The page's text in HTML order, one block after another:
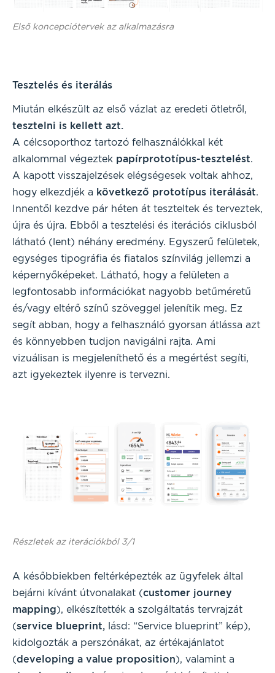
Első koncepciótervek az alkalmazásra
Tesztelés és iterálás
Miután elkészült az első vázlat az eredeti ötletről,
tesztelni is kellett azt.
A célcsoporthoz tartozó felhasználókkal két
alkalommal végeztek papírprototípus-tesztelést.
A kapott visszajelzések elégségesek voltak ahhoz,
hogy elkezdjék a következő prototípus iterálását.
Innentől kezdve pár héten át teszteltek és terveztek,
újra és újra. Ebből a tesztelési és iterációs ciklusból
látható (lent) néhány eredmény. Egyszerű felületek,
egységes tipográfia és fiatalos színvilág jellemzi a
képernyőképeket. Látható, hogy a felületen a
legfontosabb információkat nagyobb betűméretű
és/vagy eltérő színű szöveggel jelenítik meg. Ez
segít abban, hogy a felhasználó gyorsan átlássa azt
és könnyebben tudjon navigálni rajta. Ami
vizuálisan is megjeleníthető és a megértést segíti,
azt igyekeztek ilyenre is tervezni.
Részletek az iterációkból 3/1
A későbbiekben feltérképezték az ügyfelek által
bejárni kívánt útvonalakat (customer journey
mapping), elkészítették a szolgáltatás tervrajzát
(service blueprint, lásd: “Service blueprint” kép),
kidolgozták a perszónákat, az értékajánlatot
(developing a value proposition), valamint a